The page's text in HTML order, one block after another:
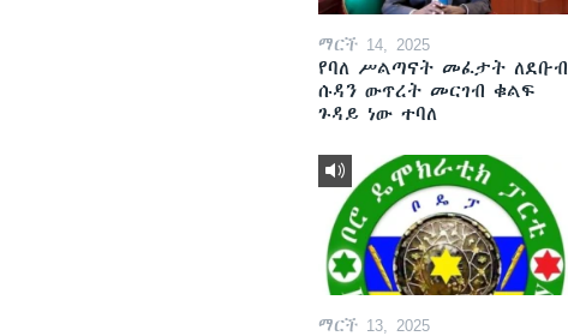
ማርች 14, 2025
የባለ ሥልጣናት መፈታት ለደቡብ
ሱዳን ውጥረት መርገብ ቁልፍ
ጉዳይ ነው ተባለ
ማርች 13, 2025